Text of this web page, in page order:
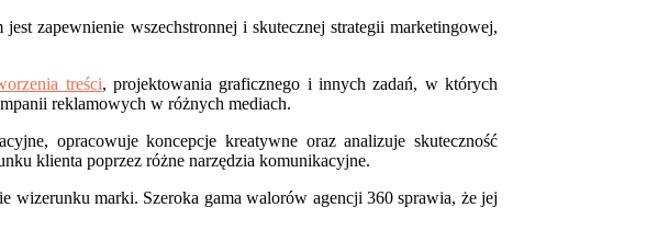
zapewnienie wszechstronnej i skutecznej strategii marketingowej,
treści, projektowania graficznego i innych zadań, w których
reklamowych w różnych mediach.
opracowuje koncepcje kreatywne oraz analizuje skuteczność
klienta poprzez różne narzędzia komunikacyjne.
wizerunku marki. Szeroka gama walorów agencji 360 sprawia, że jej